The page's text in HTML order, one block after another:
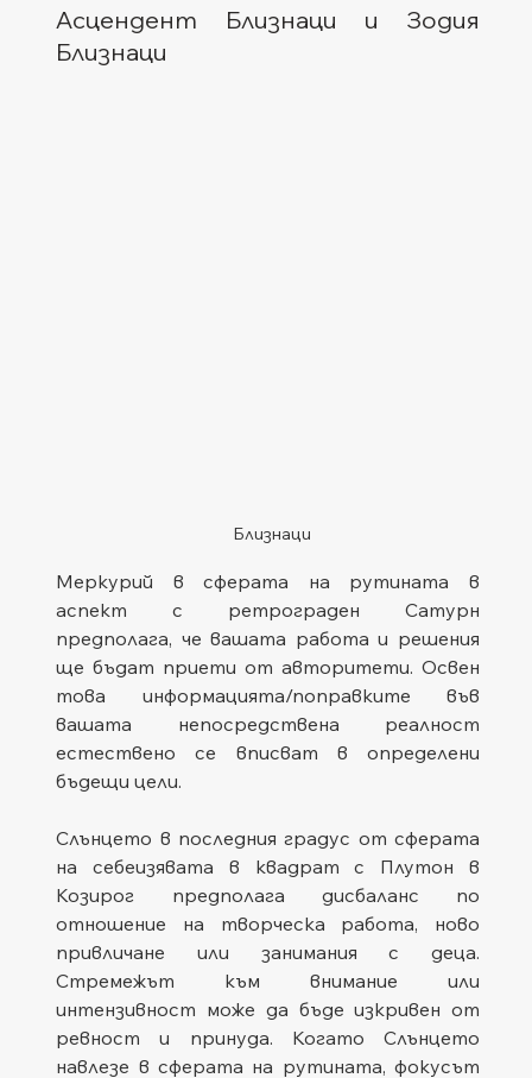
Асцендент Близнаци и Зодия
Близнаци
Близнаци
Меркурий в сферата на рутината в
аспект с ретрограден Сатурн
предполага, че вашата работа и решения
ще бъдат приети от авторитети. Освен
това информацията/поправките във
вашата непосредствена реалност
естествено се вписват в определени
бъдещи цели.
Слънцето в последния градус от сферата
на себеизявата в квадрат с Плутон в
Козирог предполага дисбаланс по
отношение на творческа работа, ново
привличане или занимания с деца.
Стремежът към внимание или
интензивност може да бъде изкривен от
ревност и принуда. Когато Слънцето
навлезе в сферата на рутината, фокусът